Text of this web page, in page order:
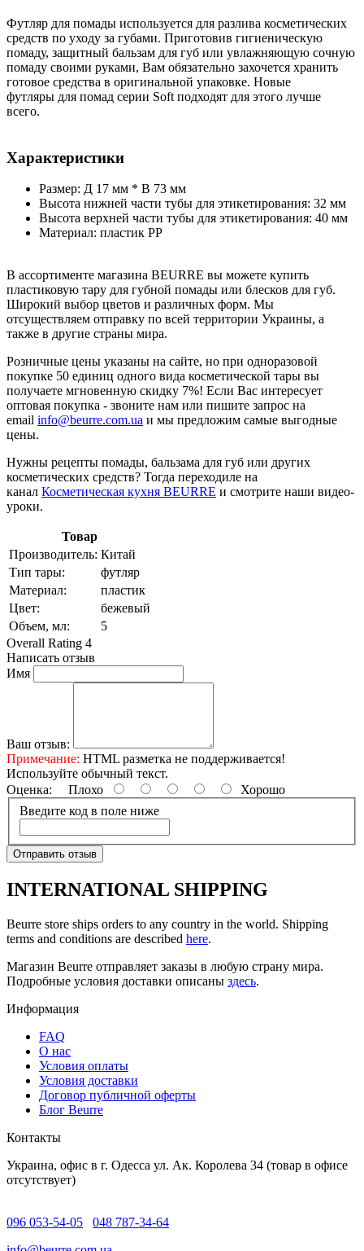
Футляр для помады используется для разлива косметических
средств по уходу за губами. Приготовив гигиеническую
помаду, защитный бальзам для губ или увлажняющую сочную
помаду своими руками, Вам обязательно захочется хранить
готовое средства в оригинальной упаковке. Новые
футляры для помад серии Soft подходят для этого лучше
всего.
Характеристики
Размер: Д 17 мм * В 73 мм
Высота нижней части тубы для этикетирования: 32 мм
Высота верхней части тубы для этикетирования: 40 мм
Материал: пластик РР
В ассортименте магазина BEURRE вы можете купить
пластиковую тару для губной помады или блесков для губ.
Широкий выбор цветов и различных форм. Мы
отсуществляем отправку по всей территории Украины, а
также в другие страны мира.
Розничные цены указаны на сайте, но при одноразовой
покупке 50 единиц одного вида косметической тары вы
получаете мгновенную скидку 7%! Если Вас интересует
оптовая покупка - звоните нам или пишите запрос на
email info@beurre.com.ua и мы предложим самые выгодные
цены.
Нужны рецепты помады, бальзама для губ или других
косметических средств? Тогда переходиле на
канал Косметическая кухня BEURRE и смотрите наши видео-
уроки.
Товар
Производитель: Китай
Тип тары:
футляр
Материал:
пластик
Цвет:
бежевый
Объем, мл:
5
Overall Rating 4
Написать отзыв
Имя
Ваш отзыв:
Примечание: HTML разметка не поддерживается!
Используйте обычный текст.
Оценка: Плохо
Хорошо
Введите код в поле ниже
Отправить отзыв
INTERNATIONAL SHIPPING
Beurre store ships orders to any country in the world. Shipping
terms and conditions are described here.
Магазин Beurre отправляет заказы в любую страну мира.
Подробные условия доставки описаны здесь.
Информация
FAQ
O нас
Условия оплаты
Условия доставки
Договор публичной оферты
Блог Beurre
Контакты
Украина, офис в г. Одесса ул. Ак. Королева 34 (товар в офисе
отсутствует)
096 053-54-05
048 787-34-64